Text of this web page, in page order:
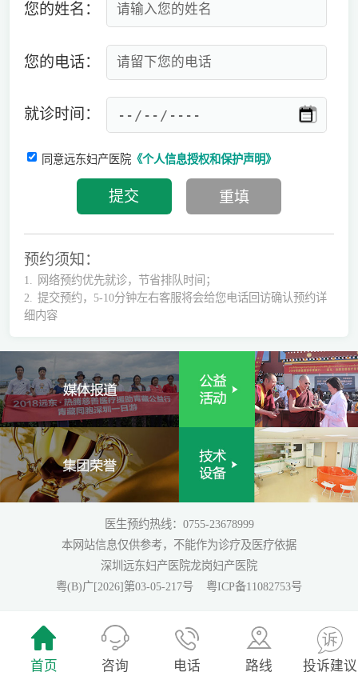
您的姓名：
您的电话：
就诊时间：
同意远东妇产医院《个人信息授权和保护声明》
预约须知：
1.
网络预约优先就诊，节省排队时间；
2.
提交预约，5-10分钟左右客服将会给您电话回访确认预约详
细内容
医生预约热线：0755-23678999
本网站信息仅供参考，不能作为诊疗及医疗依据
深圳远东妇产医院龙岗妇产医院
粤(B)广[2026]第03-05-217号
粤ICP备11082753号
首页 咨询 电话 路线 投诉建议